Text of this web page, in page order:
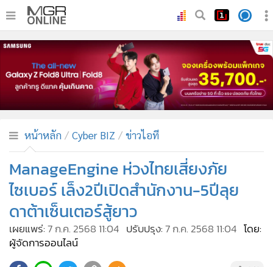
• หน้าหลัก
ทันเหตุการณ์
ภาคใต้
• ภูมิภาค
• บันเทิง
• คอลัมนิสต์
• ละคร
• CbizReview
• Cyber BIZ
หน้าหลัก Cyber BIZ ข่าวไอที
ManageEngine ห่วงไทยเสี่ยงภัย
ไซเบอร์ เล็ง2ปีเปิดสำนักงาน-5ปีลุย
ดาต้าเซ็นเตอร์สู้ยาว
เผยแพร่:7 ก.ค. 2568 11:04 ปรับปรุง:7 ก.ค. 2568 11:04 โดย:
ผู้จัดการออนไลน์